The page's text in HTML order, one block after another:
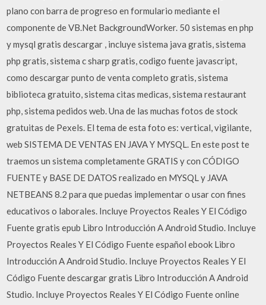
plano con barra de progreso en formulario mediante el
componente de VB.Net BackgroundWorker. 50 sistemas en php
y mysql gratis descargar , incluye sistema java gratis, sistema
php gratis, sistema c sharp gratis, codigo fuente javascript,
como descargar punto de venta completo gratis, sistema
biblioteca gratuito, sistema citas medicas, sistema restaurant
php, sistema pedidos web. Una de las muchas fotos de stock
gratuitas de Pexels. El tema de esta foto es: vertical, vigilante,
web SISTEMA DE VENTAS EN JAVA Y MYSQL. En este post te
traemos un sistema completamente GRATIS y con CÓDIGO
FUENTE y BASE DE DATOS realizado en MYSQL y JAVA
NETBEANS 8.2 para que puedas implementar o usar con fines
educativos o laborales. Incluye Proyectos Reales Y El Código
Fuente gratis epub Libro Introducción A Android Studio. Incluye
Proyectos Reales Y El Código Fuente español ebook Libro
Introducción A Android Studio. Incluye Proyectos Reales Y El
Código Fuente descargar gratis Libro Introducción A Android
Studio. Incluye Proyectos Reales Y El Código Fuente online